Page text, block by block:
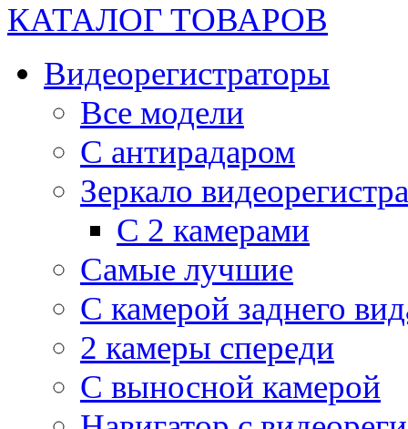
КАТАЛОГ ТОВАРОВ
Видеорегистраторы
Все модели
C антирадаром
Зеркало
С 2 камерами
Самые лучшие
С камерой заднего
2 камеры спереди
С выносной камерой